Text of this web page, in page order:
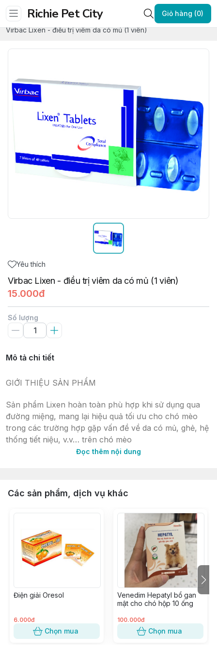
Richie Pet City Giỏ hàng (0)
Trang chủ
DINH DƯỠNG - DỤNG CỤ Y TẾ
Thuốc điều trị - Phụ kiện y tế
Virbac Lixen - điều trị viêm da có mủ (1 viên)
Yêu thích
Virbac Lixen - điều trị viêm da có mủ (1 viên)
15.000đ
Số lượng
Mô tả chi tiết
GIỚI THIỆU SẢN PHẨM
Sản phẩm Lixen hoàn toàn phù hợp khi sử dụng qua
đường miệng, mang lại hiệu quả tối ưu cho chó mèo
trong các trường hợp gặp vấn đề về da có mủ, ghẻ, hệ
thống tiết niệu, v.v… trên chó mèo
dùng, chủ nuôi dễ dàng cho chó mèo của mình uố.ng.
Chó, mèo đều có thể dử sụng Lexin Tablet
– Lixen Tablet Virbac Dạng viên mềm u.ống
– Có thể sử dụng kèm sản phẩm hỗ trợ phục hồi da
lông, nhanh mọc lại lông, nhanh lành vết thương trên
da: Megaderm của Virbac để tăng hiệu quả phục hồi.
HƯỚNG DẪN SỬ DỤNG:
– 1 viên Lexin Tablet cho 10kg thể trọng / ngày. Có thể
Đọc thêm nội dung
Các sản phẩm, dịch vụ khác
Điện giải Oresol
6.000đ
Chọn mua
Venedim Hepatyl bổ gan
mật cho chó hộp 10 ống
100.000đ
Chọn mua